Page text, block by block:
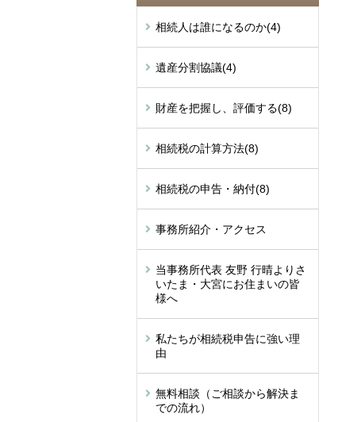
相続人は誰になるのか(4)
遺産分割協議(4)
財産を把握し、評価する(8)
相続税の計算方法(8)
相続税の申告・納付(8)
事務所紹介・アクセス
当事務所代表 友野 行晴よりさ
いたま・大宮にお住まいの皆
様へ
私たちが相続税申告に強い理
由
無料相談（ご相談から解決ま
での流れ）